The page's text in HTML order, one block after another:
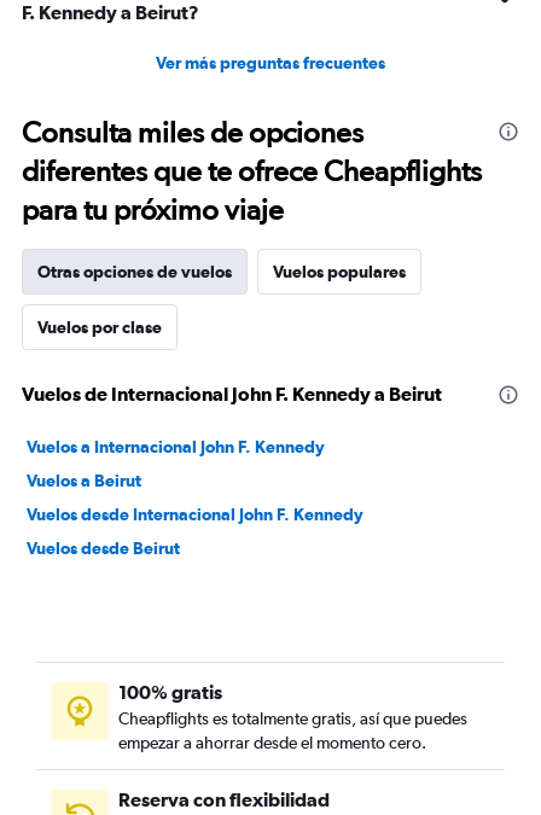
F. Kennedy a Beirut?
Ver más preguntas frecuentes
Consulta miles de opciones
diferentes que te ofrece Cheapflights
para tu próximo viaje
Otras opciones de vuelos Vuelos populares
Vuelos por clase
Vuelos de Internacional John F. Kennedy a Beirut
Vuelos a Internacional John F. Kennedy
Vuelos a Beirut
Vuelos desde Internacional John F. Kennedy
Vuelos desde Beirut
100% gratis
Cheapflights es totalmente gratis, así que puedes
empezar a ahorrar desde el momento cero.
Reserva con flexibilidad